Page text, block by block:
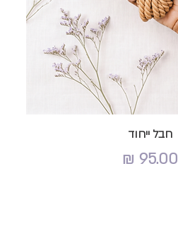
חבל ייחוד
מחיר